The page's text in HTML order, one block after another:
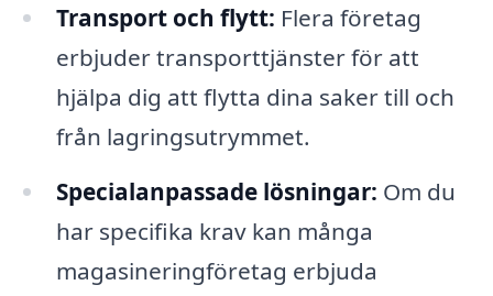
Transport och flytt: Flera företag
erbjuder transporttjänster för att
hjälpa dig att flytta dina saker till och
från lagringsutrymmet.
Specialanpassade lösningar: Om du
har specifika krav kan många
magasineringföretag erbjuda